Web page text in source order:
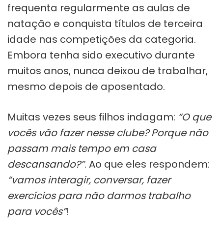
frequenta regularmente as aulas de
natação e conquista títulos de terceira
idade nas competições da categoria.
Embora tenha sido executivo durante
muitos anos, nunca deixou de trabalhar,
mesmo depois de aposentado.
Muitas vezes seus filhos indagam: “O que
vocês vão fazer nesse clube? Porque não
passam mais tempo em casa
descansando?”. Ao que eles respondem:
“vamos interagir, conversar, fazer
exercícios para não darmos trabalho
para vocês”!